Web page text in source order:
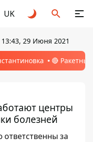
UK
13:43, 29 Июня 2021
🔴
центры
болезней
за